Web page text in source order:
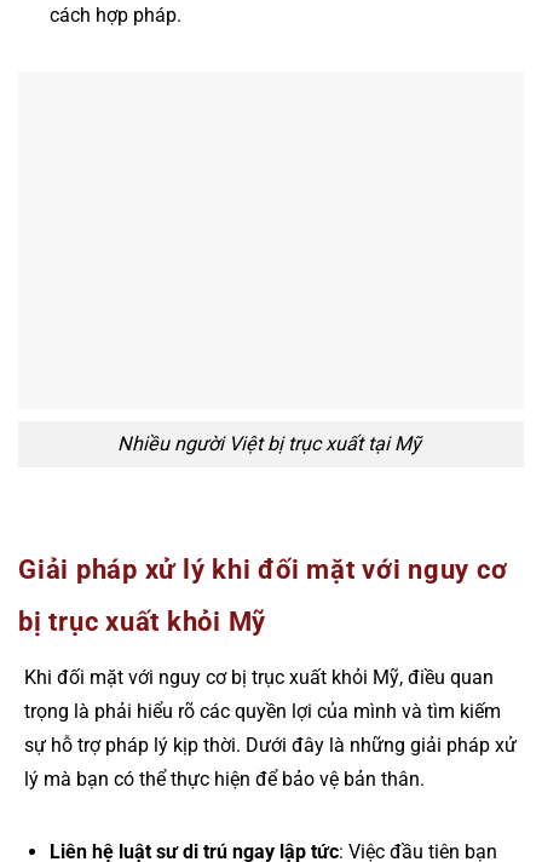
cách hợp pháp.
Nhiều người Việt bị trục xuất tại Mỹ
Giải pháp xử lý khi đối mặt với nguy cơ
bị trục xuất khỏi Mỹ
Khi đối mặt với nguy cơ bị trục xuất khỏi Mỹ, điều quan
trọng là phải hiểu rõ các quyền lợi của mình và tìm kiếm
sự hỗ trợ pháp lý kịp thời. Dưới đây là những giải pháp xử
lý mà bạn có thể thực hiện để bảo vệ bản thân.
Liên hệ luật sư di trú ngay lập tức: Việc đầu tiên bạn